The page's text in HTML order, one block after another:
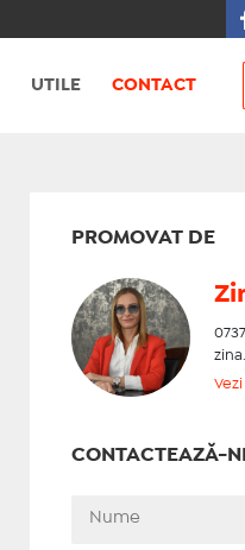
UTILE CONTACT
PROMOVAT DE
CONTACTEAZĂ-